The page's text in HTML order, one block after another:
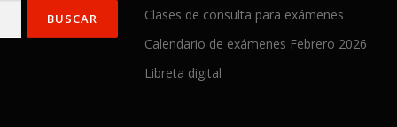
Clases de consulta para exámenes
Calendario de exámenes Febrero 2026
Libreta digital